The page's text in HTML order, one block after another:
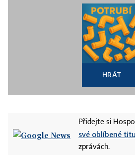
HRÁT
Přidejte si
své oblíbené
zprávách.